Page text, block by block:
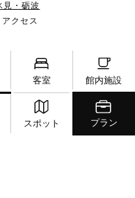
見・砺波
アクセス
客室 館内施設
スポット プラン